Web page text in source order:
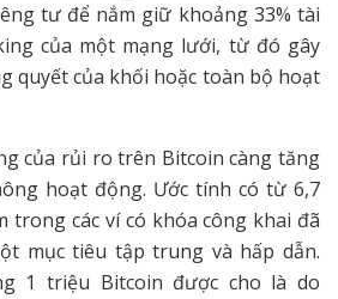
tư để nắm giữ khoảng 33% tài
của một mạng lưới, từ đó gây
quyết của khối hoặc toàn bộ hoạt
của rủi ro trên Bitcoin càng tăng
hoạt động. Ước tính có từ 6,7
trong các ví có khóa công khai đã
mục tiêu tập trung và hấp dẫn.
1 triệu Bitcoin được cho là do